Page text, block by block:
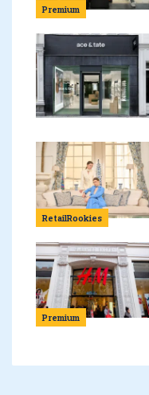
Premium
RetailRookies
Premium